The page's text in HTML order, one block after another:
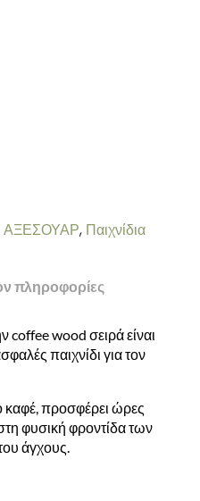
ΑΞΕΣΟΥΑΡ, Παιχνίδια
πληροφορίες
coffee wood σειρά είναι
παιχνίδι για τον
προσφέρει ώρες
φυσική φροντίδα των
άγχους.